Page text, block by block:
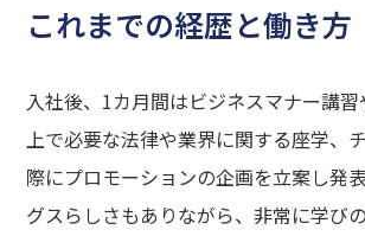
これまでの経歴と働き方
入社後、1カ月間はビジネスマナー講習
上で必要な法律や業界に関する座学、
際にプロモーションの企画を立案し発
グスらしさもありながら、非常に学び